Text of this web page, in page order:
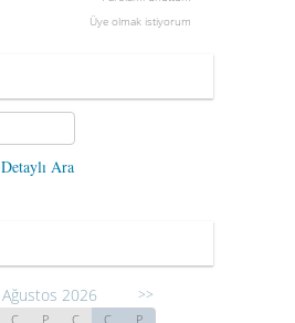
Üye olmak istiyorum
Detaylı Ara
Ağustos 2026 >>
Ç P C C P